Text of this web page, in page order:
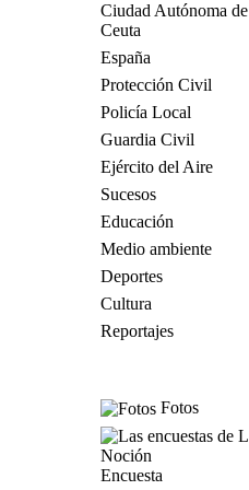
Ciudad Autónoma de
Ceuta
España
Protección Civil
Policía Local
Guardia Civil
Ejército del Aire
Sucesos
Educación
Medio ambiente
Deportes
Cultura
Reportajes
Fotos
Encuesta